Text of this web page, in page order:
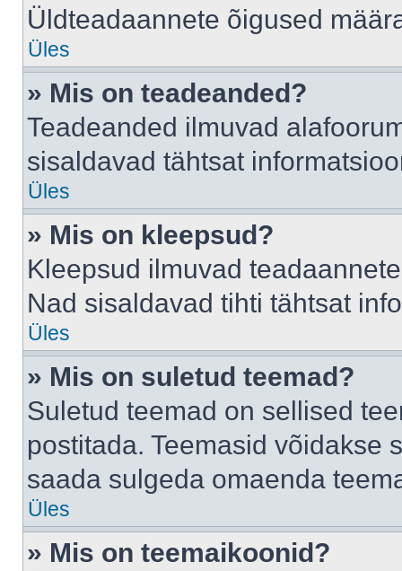
Üldteadaannete õigused
Üles
» Mis on teadeanded?
Teadeanded ilmuvad
sisaldavad tähtsat
Üles
» Mis on kleepsud?
Kleepsud ilmuvad
Nad sisaldavad tihti tähtsat
Üles
» Mis on suletud teemad?
Suletud teemad on sellised
postitada. Teemasid võidakse
saada sulgeda omaenda
Üles
» Mis on teemaikoonid?